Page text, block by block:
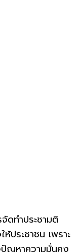
ดทำประชามติ
ประชาชน เพราะ
ปัญหาความมั่นคง